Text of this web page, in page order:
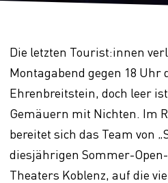
Die letzten Tourist:innen
Montagabend gegen 18 Uhr
Ehrenbreitstein, doch leer
Gemäuern mit Nichten. Im
bereitet sich das Team von
diesjährigen Sommer-
Theaters Koblenz, auf die